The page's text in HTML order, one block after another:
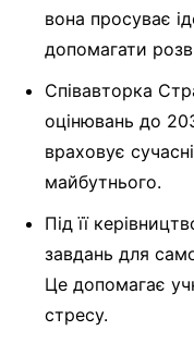
вона просуває
допомагати
Співавторка
оцінювань до
враховує
майбутнього.
Під її
завдань для
Це допомагає
стресу.